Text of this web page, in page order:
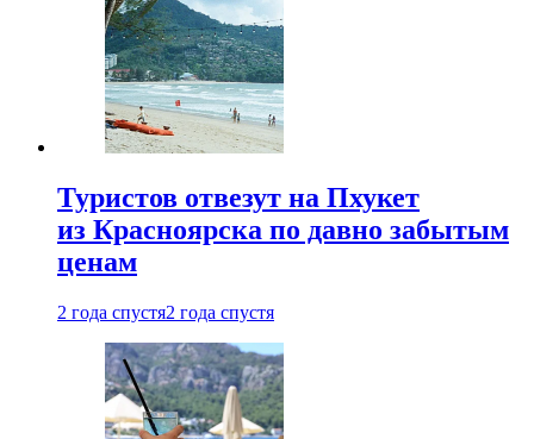
Туристов отвезут на Пхукет
из Красноярска по давно забытым
ценам
2 года спустя2 года спустя